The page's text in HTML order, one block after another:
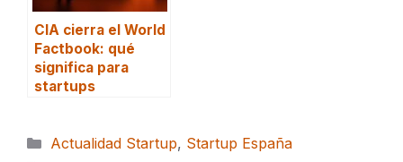
CIA cierra el World
Factbook: qué
significa para
startups
Categorías
Actualidad Startup, Startup España